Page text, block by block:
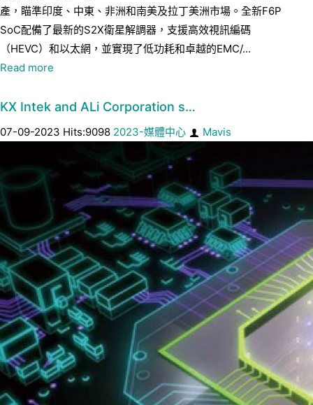
產，瞄準印度、中東、非洲和南美及拉丁美洲市場。全新F6P
SoC配備了最新的S2X衛星解調器，支援高效視訊編碼
（HEVC）和以太網，並實現了低功耗和卓越的EMC/...
Read more
KX Intek and ALi Corporation s…
07-09-2023 Hits:9098 2023-媒體中心 Mavis